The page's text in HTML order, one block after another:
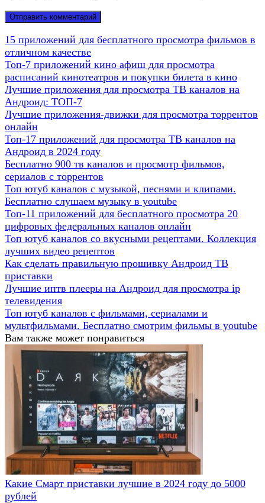
15 приложений для бесплатного просмотра фильмов в
отличном качестве
Топ-7 приложений кино афиш для просмотра
расписаний кинотеатров и покупки билета в кино
Лучшие приложения для просмотра ТВ каналов на
Андроид: ТОП-7
Лучшие приложения-движки для просмотра торрентов
онлайн
Топ-17 приложений для просмотра ТВ каналов на
Андроид в 2024 году
Бесплатно 900 тв каналов и просмотр фильмов,
сериалов с торрентов
Топ ютуб каналов с музыкой, песнями и клипами.
Бесплатно слушаем музыку в youtube
Топ-11 приложений для бесплатного просмотра 20
цифровых федеральных каналов онлайн
Топ ютуб каналов со вкусными рецептами. Коллекция
лучших видео рецептов
Как сделать правильную прошивку Андроид ТВ
приставки
Лучшие иптв плееры на Андроид для просмотра ip
телевидения
Топ ютуб каналов с фильмами, сериалами и
мультфильмами. Бесплатно смотрим фильмы в youtube
Вам также может понравиться
Какие Смарт приставки лучшие в 2024 году до 5000
рублей